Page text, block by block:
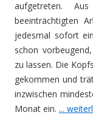
aufgetreten.
beeinträchtigten
jedesmal sofort
schon
zu lassen. Die
gekommen und
inzwischen
Monat ein. ...